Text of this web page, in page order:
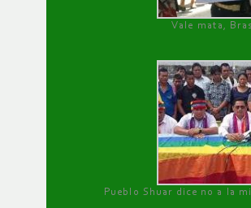
Vale mata,
Pueblo Shuar dice no a la